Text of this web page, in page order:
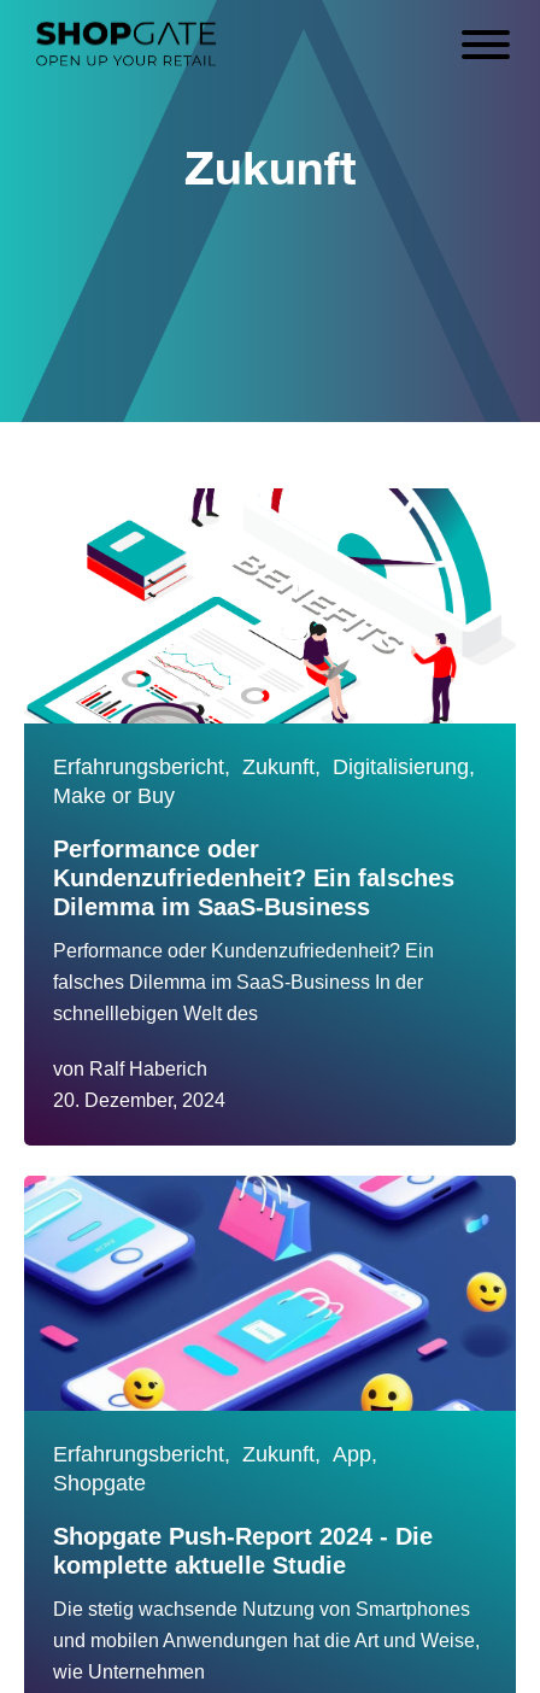
Zukunft
Erfahrungsbericht, Zukunft, Digitalisierung,
Make or Buy
Performance oder
Kundenzufriedenheit? Ein falsches
Dilemma im SaaS-Business
Performance oder Kundenzufriedenheit? Ein
falsches Dilemma im SaaS-Business In der
schnelllebigen Welt des
von Ralf Haberich
20. Dezember, 2024
Erfahrungsbericht, Zukunft, App,
Shopgate
Shopgate Push-Report 2024 - Die
komplette aktuelle Studie
Die stetig wachsende Nutzung von Smartphones
und mobilen Anwendungen hat die Art und Weise,
wie Unternehmen